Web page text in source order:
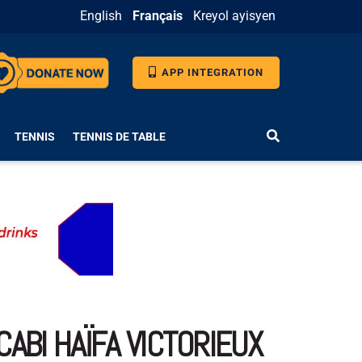
English Français Kreyol ayisyen
APP INTEGRATION
TENNIS TENNIS DE TABLE
HAÏFA VICTORIEUX